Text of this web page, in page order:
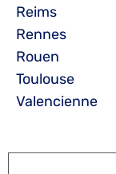
Reims
Rennes
Rouen
Toulouse
Valencienne